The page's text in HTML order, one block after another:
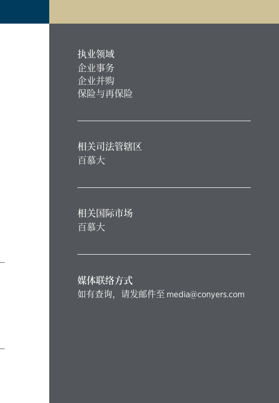
执业领域
企业事务
企业并购
保险与再保险
相关司法管辖区
百慕大
相关国际市场
百慕大
媒体联络方式
如有查询，请发邮件至 media@conyers.com